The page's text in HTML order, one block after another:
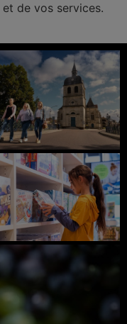
de vos services.